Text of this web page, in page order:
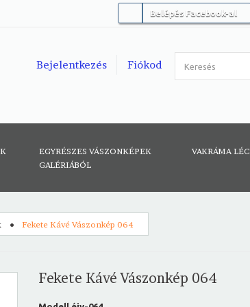
Belépés Facebook-al
Fiókod
Bejelentkezés
EGYRÉSZES VÁSZONKÉPEK
GALÉRIÁBÓL
VAKRÁMA
Fekete Kávé Vászonkép 064
Fekete Kávé Vászonkép 064